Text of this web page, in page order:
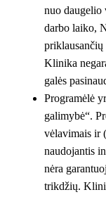
nuo
darbo laiko,
Klinika
galės
Programėlė
galimybė“.
vėlavimais ir
naudojantis
nėra
trikdžių.